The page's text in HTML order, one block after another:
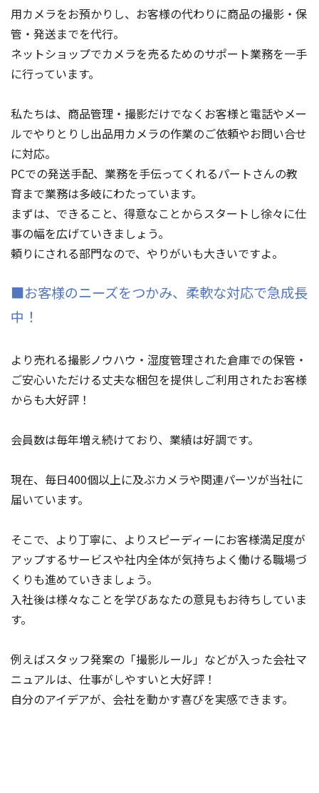
用カメラをお預かりし、お客様の代わりに商品の撮影・保
管・発送までを代行。
ネットショップでカメラを売るためのサポート業務を一手
に行っています。
私たちは、商品管理・撮影だけでなくお客様と電話やメー
ルでやりとりし出品用カメラの作業のご依頼やお問い合せ
に対応。
PCでの発送手配、業務を手伝ってくれるパートさんの教
育まで業務は多岐にわたっています。
まずは、できること、得意なことからスタートし徐々に仕
事の幅を広げていきましょう。
頼りにされる部門なので、やりがいも大きいですよ。
■お客様のニーズをつかみ、柔軟な対応で急成長
中！
より売れる撮影ノウハウ・湿度管理された倉庫での保管・
ご安心いただける丈夫な梱包を提供しご利用されたお客様
からも大好評！
会員数は毎年増え続けており、業績は好調です。
現在、毎日400個以上に及ぶカメラや関連パーツが当社に
届いています。
そこで、より丁寧に、よりスピーディーにお客様満足度が
アップするサービスや社内全体が気持ちよく働ける職場づ
くりも進めていきましょう。
入社後は様々なことを学びあなたの意見もお待ちしていま
す。
例えばスタッフ発案の「撮影ルール」などが入った会社マ
ニュアルは、仕事がしやすいと大好評！
自分のアイデアが、会社を動かす喜びを実感できます。